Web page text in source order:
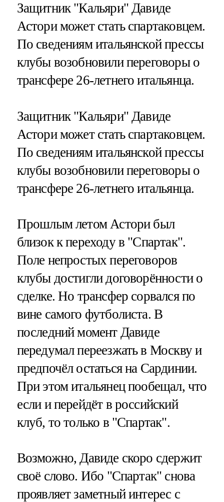
Защитник "Кальяри" Давиде
Астори может стать спартаковцем.
По сведениям итальянской прессы
клубы возобновили переговоры о
трансфере 26-летнего итальянца.
Защитник "Кальяри" Давиде
Астори может стать спартаковцем.
По сведениям итальянской прессы
клубы возобновили переговоры о
трансфере 26-летнего итальянца.
Прошлым летом Астори был
близок к переходу в "Спартак".
Поле непростых переговоров
клубы достигли договорённости о
сделке. Но трансфер сорвался по
вине самого футболиста. В
последний момент Давиде
передумал переезжать в Москву и
предпочёл остаться на Сардинии.
При этом итальянец пообещал, что
если и перейдёт в российский
клуб, то только в "Спартак".
Возможно, Давиде скоро сдержит
своё слово. Ибо "Спартак" снова
проявляет заметный интерес с